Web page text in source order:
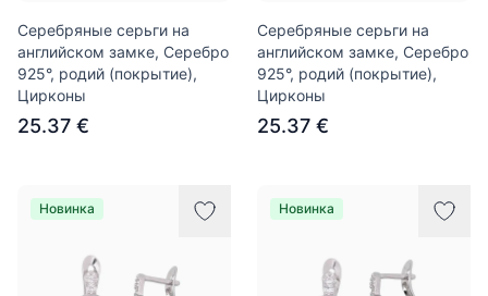
Серебряные серьги на
английском замке, Серебро
925°, родий (покрытие),
Цирконы
25.37 €
Серебряные серьги на
английском замке, Серебро
925°, родий (покрытие),
Цирконы
25.37 €
Новинка Новинка